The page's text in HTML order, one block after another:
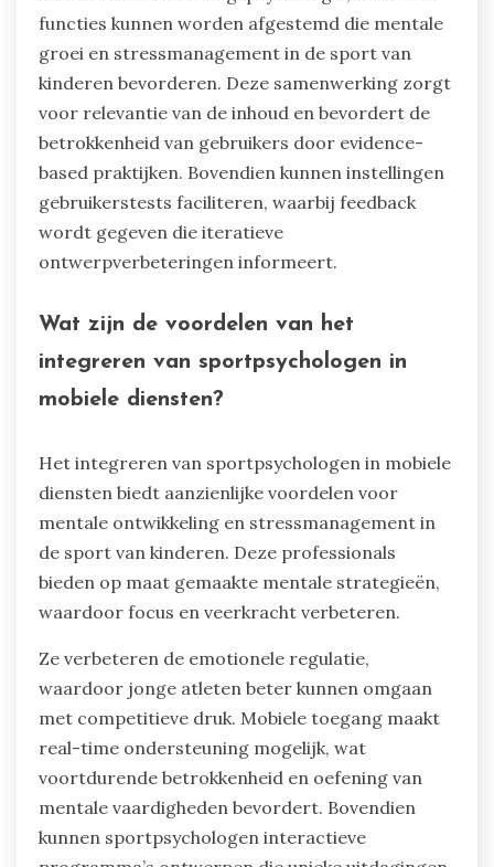
functies kunnen worden afgestemd die mentale
groei en stressmanagement in de sport van
kinderen bevorderen. Deze samenwerking zorgt
voor relevantie van de inhoud en bevordert de
betrokkenheid van gebruikers door evidence-
based praktijken. Bovendien kunnen instellingen
gebruikerstests faciliteren, waarbij feedback
wordt gegeven die iteratieve
ontwerpverbeteringen informeert.
Wat zijn de voordelen van het
integreren van sportpsychologen in
mobiele diensten?
Het integreren van sportpsychologen in mobiele
diensten biedt aanzienlijke voordelen voor
mentale ontwikkeling en stressmanagement in
de sport van kinderen. Deze professionals
bieden op maat gemaakte mentale strategieën,
waardoor focus en veerkracht verbeteren.
Ze verbeteren de emotionele regulatie,
waardoor jonge atleten beter kunnen omgaan
met competitieve druk. Mobiele toegang maakt
real-time ondersteuning mogelijk, wat
voortdurende betrokkenheid en oefening van
mentale vaardigheden bevordert. Bovendien
kunnen sportpsychologen interactieve